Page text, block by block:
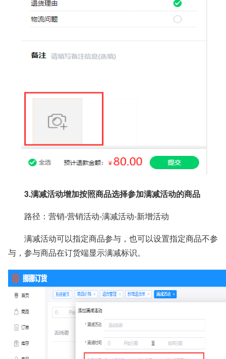
3.满减活动增加按照商品选择参加满减活动的商品
路径：营销-营销活动-满减活动-新增活动
满减活动可以指定商品参与，也可以设置指定商品不参
与，参与商品在订货端显示满减标识。